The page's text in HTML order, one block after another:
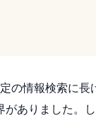
の情報検索に
ありました。